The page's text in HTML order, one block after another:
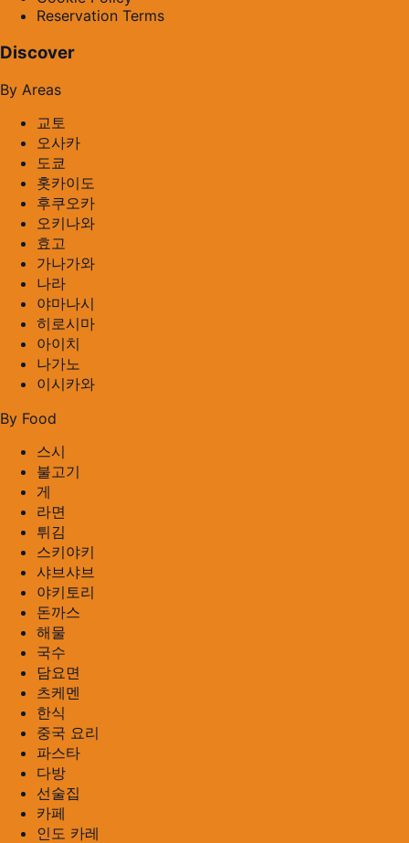
Reservation Terms
Discover
By Areas
교토
오사카
도쿄
홋카이도
후쿠오카
오키나와
효고
가나가와
나라
야마나시
히로시마
아이치
나가노
이시카와
By Food
스시
불고기
게
라면
튀김
스키야키
샤브샤브
야키토리
돈까스
해물
국수
담요면
츠케멘
한식
중국 요리
파스타
다방
선술집
카페
인도 카레